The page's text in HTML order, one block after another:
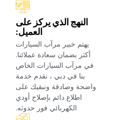
‏النهج الذي يركز على
العميل:‏
‏يهتم خبير مرآب السيارات
أكثر بضمان سعادة عملائنا.
في مرآب السيارات الخاص
بنا في دبي ، نقدم خدمة
واضحة وصادقة ونبقيك على
اطلاع دائم بإصلاح أودي
الكهربائي فور حدوثه.‏